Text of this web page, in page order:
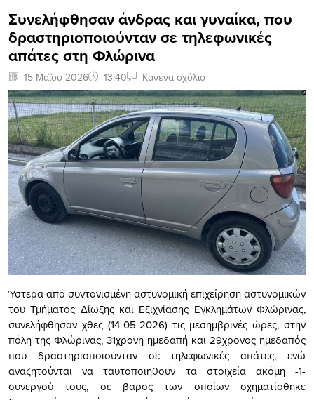
Συνελήφθησαν άνδρας και γυναίκα, που
δραστηριοποιούνταν σε τηλεφωνικές
απάτες στη Φλώρινα
15 Μαΐου 2026 13:40 Κανένα σχόλιο
Ύστερα από συντονισμένη αστυνομική επιχείρηση αστυνομικών
του Τμήματος Δίωξης και Εξιχνίασης Εγκλημάτων Φλώρινας,
συνελήφθησαν χθες (14-05-2026) τις μεσημβρινές ώρες, στην
πόλη της Φλώρινας, 31χρονη ημεδαπή και 29χρονος ημεδαπός
που δραστηριοποιούνταν σε τηλεφωνικές απάτες, ενώ
αναζητούνται να ταυτοποιηθούν τα στοιχεία ακόμη -1-
συνεργού τους, σε βάρος των οποίων σχηματίσθηκε